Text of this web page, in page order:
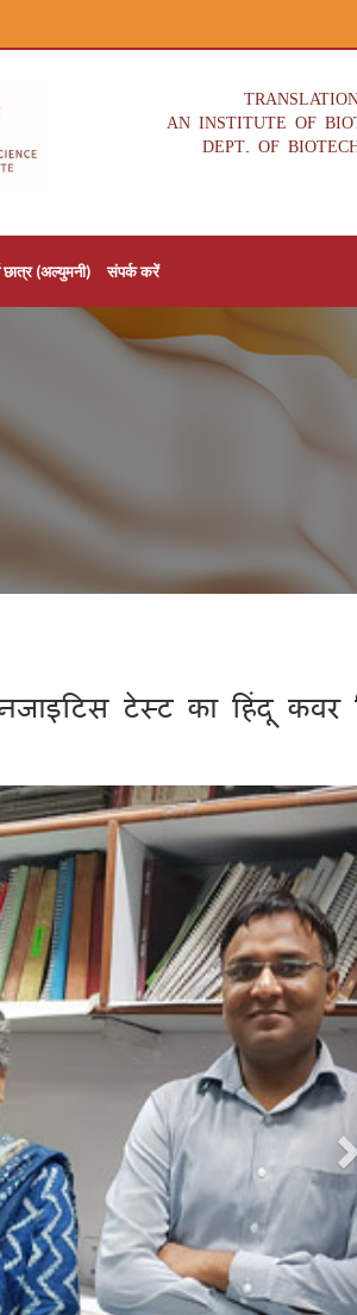
AN INSTITUTE OF
DEPT. OF
छात्र (अल्युमनी) संपर्क करें
टेस्ट का हिंदू कवर